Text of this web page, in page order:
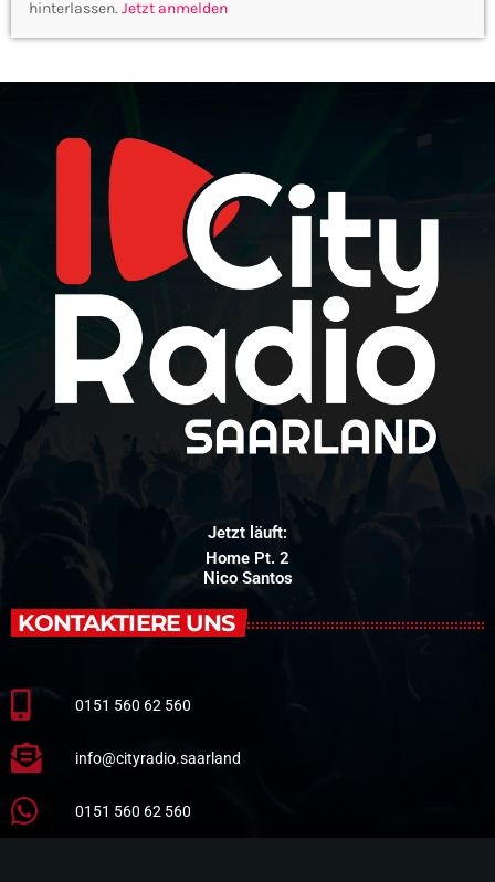
hinterlassen. Jetzt anmelden
Jetzt läuft:
Home Pt. 2
Nico Santos
KONTAKTIERE UNS
0151 560 62 560
info@cityradio.saarland
0151 560 62 560